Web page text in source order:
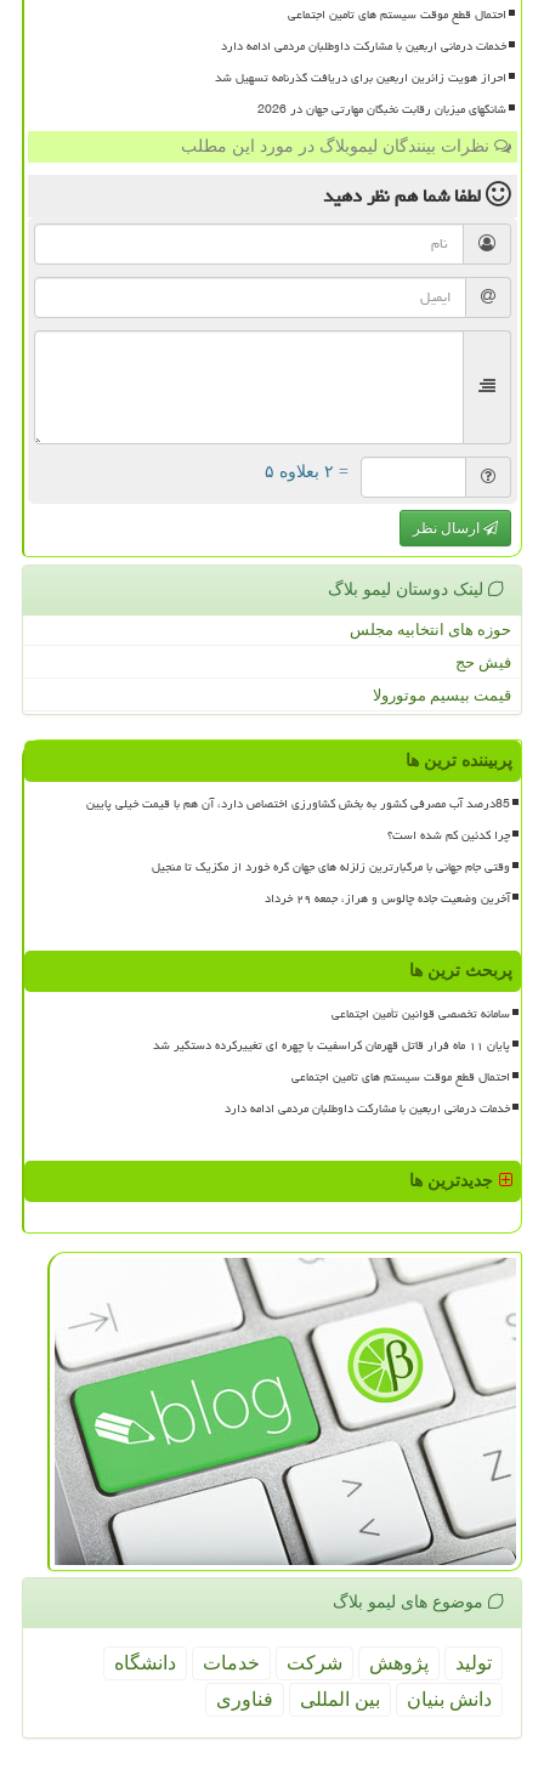
احتمال قطع موقت سیستم های تامین اجتماعی
خدمات درمانی اربعین با مشارکت داوطلبان مردمی ادامه دارد
احراز هویت زائرین اربعین برای دریافت گذرنامه تسهیل شد
شانگهای میزبان رقابت نخبگان مهارتی جهان در 2026
نظرات بینندگان لیموبلاگ در مورد این مطلب
لطفا شما همنظر دهید
= ۲ بعلاوه ۵
ارسال نظر
لینک دوستان لیمو بلاگ
حوزه های انتخابیه مجلس
فیش حج
قیمت بیسیم موتورولا
پربیننده ترین ها
85درصد آب مصرفی کشور به بخش کشاورزی اختصاص دارد، آن هم با قیمت خیلی پایین
چرا کدئین کم شده است؟
وقتی جام جهانی با مرگبارترین زلزله های جهان گره خورد از مکزیک تا منجیل
آخرین وضعیت جاده چالوس و هراز، جمعه ۲۹ خرداد
پربحث ترین ها
سامانه تخصصی قوانین تأمین اجتماعی
پایان ۱۱ ماه فرار قاتل قهرمان کراسفیت با چهره ای تغییرکرده دستگیر شد
احتمال قطع موقت سیستم های تامین اجتماعی
خدمات درمانی اربعین با مشارکت داوطلبان مردمی ادامه دارد
جدیدترین ها
موضوع های لیمو بلاگ
تولید پژوهش شركت خدمات
دانشگاه
دانش بنیان
بین المللی فناوری